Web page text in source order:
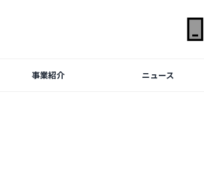
事業紹介 ニュース